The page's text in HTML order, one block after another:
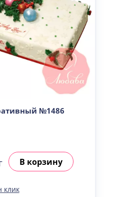
№1486
В корзину
клик